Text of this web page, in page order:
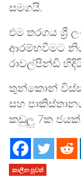
සමගයි.
එම තරගය ශ්‍රී
ආරම්භවීමට
රාවල්පින්ඩි
තුන්කොන්
සහ
කඩුලු 7ක ජයක්
කාලීන පුවත්